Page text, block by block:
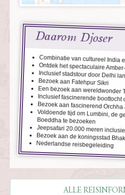
Daarom Djoser
Combinatie van cultureel India
Ontdek het spectaculaire
Inclusief stadstour door Delhi
Bezoek aan Fatehpur Sikri
Een bezoek aan wereldwonder
Inclusief fascinerende
Bezoek aan fascinerend
Voldoende tijd om Lumbini, de
Boeddha te bezoeken
Jeepsafari 20.000 meren
Bezoek aan de koningsstad
Nederlandse reisbegeleiding
ALLE